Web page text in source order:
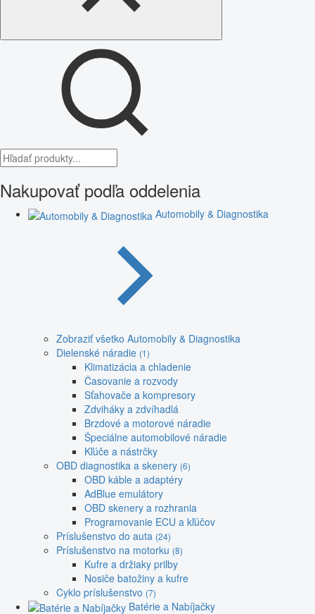
Nakupovať podľa oddelenia
Automobily & Diagnostika
Zobraziť všetko Automobily & Diagnostika
Dielenské náradie (1)
Klimatizácia a chladenie
Časovanie a rozvody
Sťahovače a kompresory
Zdviháky a zdvíhadlá
Brzdové a motorové náradie
Špeciálne automobilové náradie
Kľúče a nástrčky
OBD diagnostika a skenery (6)
OBD káble a adaptéry
AdBlue emulátory
OBD skenery a rozhrania
Programovanie ECU a kľúčov
Príslušenstvo do auta (24)
Príslušenstvo na motorku (8)
Kufre a držiaky prilby
Nosiče batožiny a kufre
Cyklo príslušenstvo (7)
Batérie a Nabíjačky